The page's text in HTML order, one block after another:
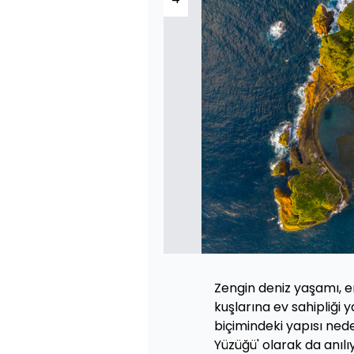
Zengin deniz
kuşlarına ev sahipliği
biçimindeki yapısı
Yüzüğü' olarak da